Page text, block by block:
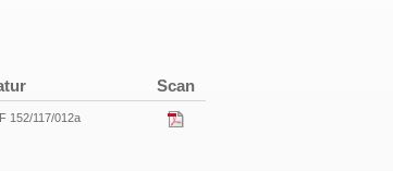
Scan
152/117/012a